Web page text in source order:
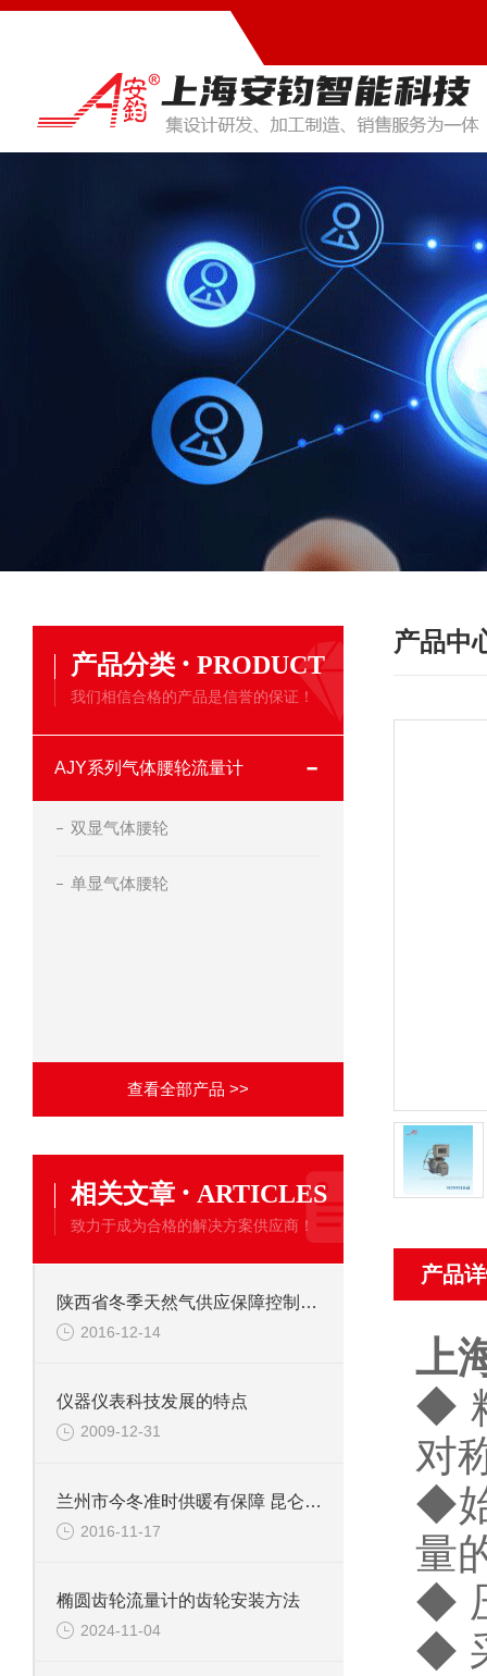
产品分类 · PRODUCT
我们相信合格的产品是信誉的保证！
AJY系列气体腰轮流量计
双显气体腰轮
单显气体腰轮
查看全部产品 >>
相关文章 · ARTICLES
致力于成为合格的解决方案供应商！
陕西省冬季天然气供应保障控制性工程竣工
2016-12-14
仪器仪表科技发展的特点
2009-12-31
兰州市今冬准时供暖有保障 昆仑燃气全力保证燃气锅炉投运
2016-11-17
椭圆齿轮流量计的齿轮安装方法
2024-11-04
产品中
产品
上
◆
对
◆
量
◆
◆